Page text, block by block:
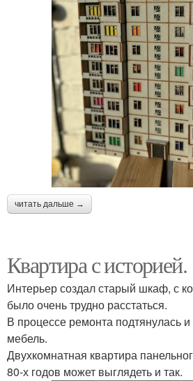
читать дальше →
Квартира с историей.
Интерьер создал старый шкаф, с
было очень трудно расстаться.
В процессе ремонта подтянулась и
мебель.
Двухкомнатная квартира
80-х годов может выглядеть и так.